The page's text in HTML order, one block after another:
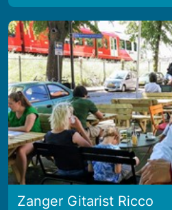
Zanger Gitarist Ricco